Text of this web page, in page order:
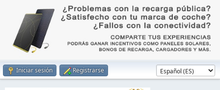
Iniciar sesión Registrarse